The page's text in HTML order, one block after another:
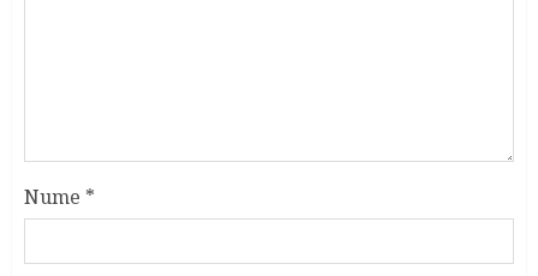
Nume *